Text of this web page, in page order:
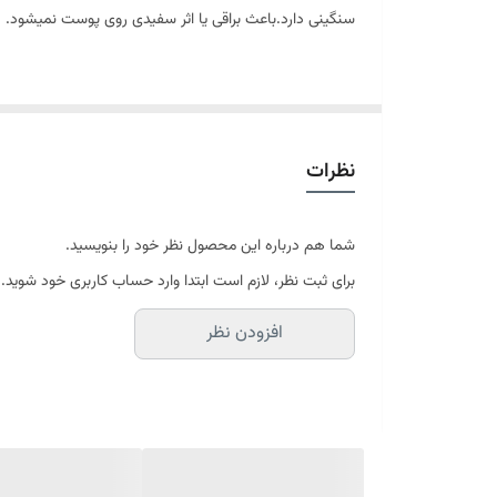
سنگینی دارد.باعث براقی یا اثر سفیدی روی پوست نمیشود.
نوع عصاره
عصاره برگ چای سبز -عصاره ریشه بورداک- عصاره میوه
نظرات
شما هم درباره این محصول نظر خود را بنویسید.
برای ثبت نظر، لازم است ابتدا وارد حساب کاربری خود شوید.
افزودن نظر